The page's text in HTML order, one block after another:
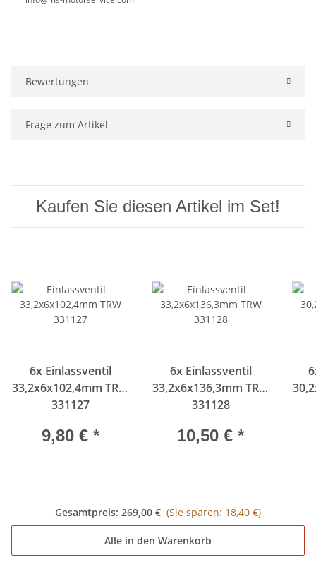
Bewertungen
Frage zum Artikel
Kaufen Sie diesen Artikel im Set!
6x Einlassventil
33,2x6x102,4mm TRW
331127
9,80 € *
6x Einlassventil
33,2x6x136,3mm TRW
331128
10,50 € *
Gesamtpreis: 269,00 € (Sie sparen: 18,40 €)
Alle in den Warenkorb